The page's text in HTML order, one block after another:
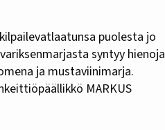
syntyy hienoja
ja mustaviinimarja.
MARKUS